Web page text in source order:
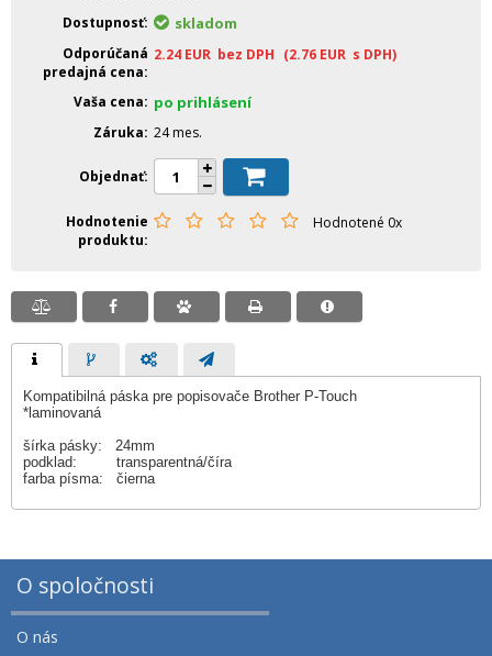
Dostupnosť
skladom
Odporúčaná
predajná cena
2.24 EUR bez DPH (2.76 EUR s DPH)
Vaša cena po prihlásení
Záruka 24 mes.
Objednať
Hodnotenie
produktu
Hodnotené 0x
Kompatibilná páska pre popisovače Brother P-Touch
*laminovaná
šírka pásky: 24mm
podklad: transparentná/číra
farba písma: čierna
O spoločnosti
O nás